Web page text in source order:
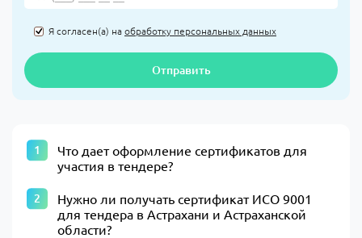
Я согласен(а) наобработку персональных данных
Отправить
Что дает оформление сертификатов для
участия в тендере?
Нужно ли получать сертификат ИСО 9001
для тендера в Астрахани и Астраханской
области?